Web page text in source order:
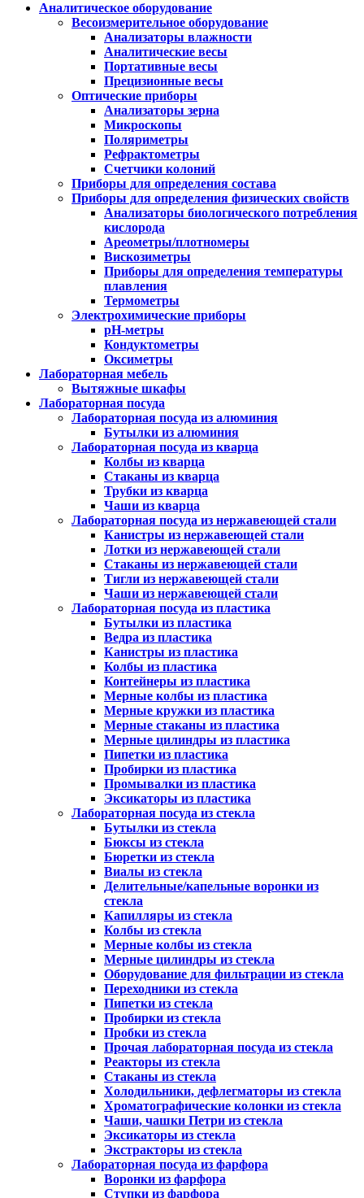
Аналитическое оборудование
Весоизмерительное оборудование
Анализаторы влажности
Аналитические весы
Портативные весы
Прецизионные весы
Оптические приборы
Анализаторы зерна
Микроскопы
Поляриметры
Рефрактометры
Счетчики колоний
Приборы для определения состава
Приборы для определения физических свойств
Анализаторы биологического потребления
кислорода
Ареометры/плотномеры
Вискозиметры
Приборы для определения температуры
плавления
Термометры
Электрохимические приборы
pH-метры
Кондуктометры
Оксиметры
Лабораторная мебель
Вытяжные шкафы
Лабораторная посуда
Лабораторная посуда из алюминия
Бутылки из алюминия
Лабораторная посуда из кварца
Колбы из кварца
Стаканы из кварца
Трубки из кварца
Чаши из кварца
Лабораторная посуда из нержавеющей стали
Канистры из нержавеющей стали
Лотки из нержавеющей стали
Стаканы из нержавеющей стали
Тигли из нержавеющей стали
Чаши из нержавеющей стали
Лабораторная посуда из пластика
Бутылки из пластика
Ведра из пластика
Канистры из пластика
Колбы из пластика
Контейнеры из пластика
Мерные колбы из пластика
Мерные кружки из пластика
Мерные стаканы из пластика
Мерные цилиндры из пластика
Пипетки из пластика
Пробирки из пластика
Промывалки из пластика
Эксикаторы из пластика
Лабораторная посуда из стекла
Бутылки из стекла
Бюксы из стекла
Бюретки из стекла
Виалы из стекла
Делительные/капельные воронки из
стекла
Капилляры из стекла
Колбы из стекла
Мерные колбы из стекла
Мерные цилиндры из стекла
Оборудование для фильтрации из стекла
Переходники из стекла
Пипетки из стекла
Пробирки из стекла
Пробки из стекла
Прочая лабораторная посуда из стекла
Реакторы из стекла
Стаканы из стекла
Холодильники, дефлегматоры из стекла
Хроматографические колонки из стекла
Чаши, чашки Петри из стекла
Эксикаторы из стекла
Экстракторы из стекла
Лабораторная посуда из фарфора
Воронки из фарфора
Ступки из фарфора